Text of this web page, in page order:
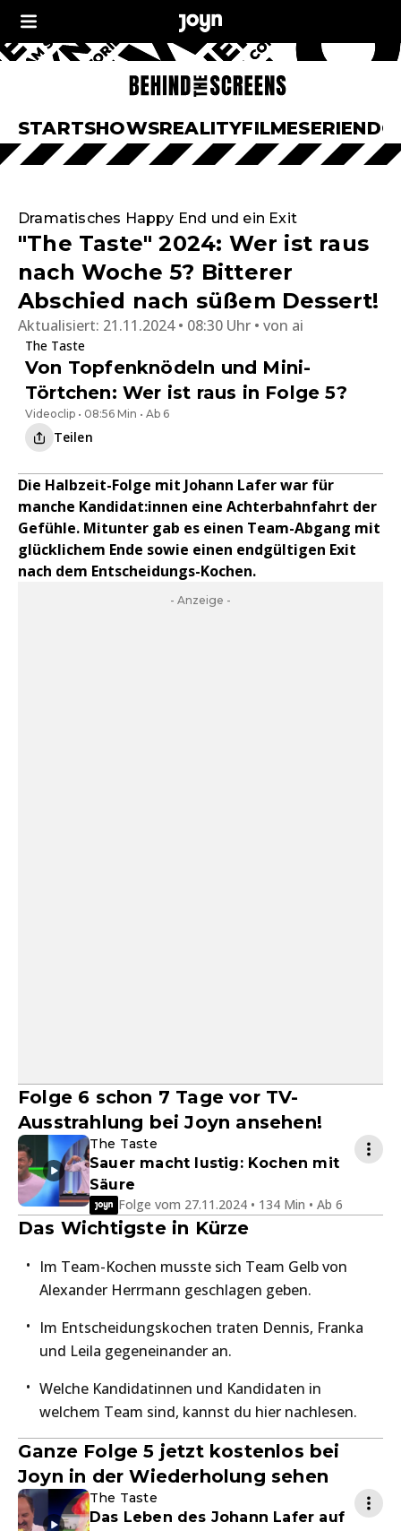
STARTSHOWSREALITYFILMESERIEN
Dramatisches Happy End und ein Exit
"The Taste" 2024: Wer ist raus
nach Woche 5? Bitterer
Abschied nach süßem Dessert!
Aktualisiert: 21.11.2024 • 08:30 Uhr von ai
The Taste
Von Topfenknödeln und Mini-
Törtchen: Wer ist raus in Folge 5?
Videoclip • 08:56 Min • Ab 6
Teilen
Die Halbzeit-Folge mit Johann Lafer war für
manche Kandidat:innen eine Achterbahnfahrt der
Gefühle. Mitunter gab es einen Team-Abgang mit
glücklichem Ende sowie einen endgültigen Exit
nach dem Entscheidungs-Kochen.
- Anzeige -
Folge 6 schon 7 Tage vor TV-
Ausstrahlung bei Joyn ansehen!
The Taste
Sauer macht lustig: Kochen mit
Säure
Folge vom 27.11.2024 • 134 Min • Ab 6
Das Wichtigste in Kürze
Im Team-Kochen musste sich Team Gelb von
Alexander Herrmann geschlagen geben.
Im Entscheidungskochen traten Dennis, Franka
und Leila gegeneinander an.
Welche Kandidatinnen und Kandidaten in
welchem Team sind, kannst du hier nachlesen.
Ganze Folge 5 jetzt kostenlos bei
Joyn in der Wiederholung sehen
The Taste
Das Leben des Johann Lafer auf